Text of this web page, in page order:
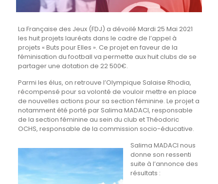
La Française des Jeux (FDJ) a dévoilé Mardi 25 Mai 2021
les huit projets lauréats dans le cadre de l’appel à
projets « Buts pour Elles ». Ce projet en faveur de la
féminisation du football va permette aux huit clubs de se
partager une dotation de 22 500€.
Parmi les élus, on retrouve l’Olympique Salaise Rhodia,
récompensé pour sa volonté de vouloir mettre en place
de nouvelles actions pour sa section féminine. Le projet a
notamment été porté par Salima MADACI, responsable
de la section féminine au sein du club et Théodoric
OCHS, responsable de la commission socio-éducative.
Salima MADACI nous
donne son ressenti
suite à l’annonce des
résultats :